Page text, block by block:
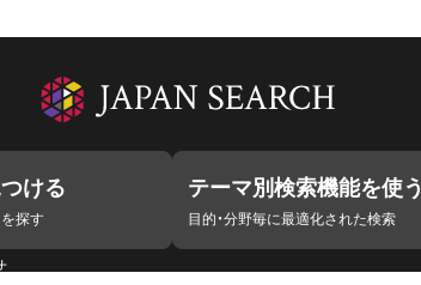
ける
探す
テーマ別検索機能を使う
目的・分野毎に最適化された検索